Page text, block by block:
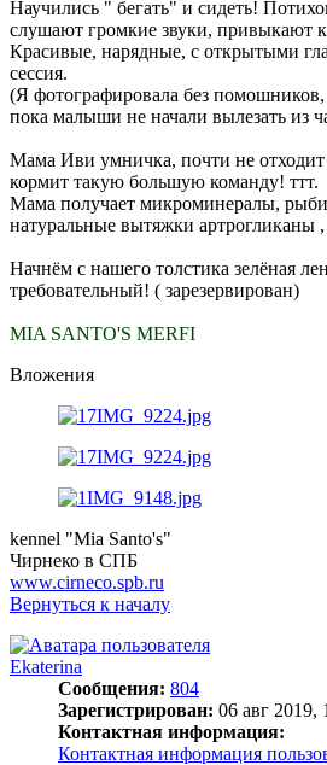
Научились " бегать" и сидеть!
слушают громкие звуки, привыкают
Красивые, нарядные, с открытыми
сессия.
(Я фотографировала без помошников,
пока малыши не начали вылезать из
Мама Иви умничка, почти не отходит
кормит такую большую команду! ттт.
Мама получает микроминералы,
натуральные вытяжки артрогликаны
Начнём с нашего толстика зелёная
требовательный! ( зарезервирован)
MIA SANTO'S MERFI
Вложения
kennel "Mia Santo's"
Чирнеко в СПБ
www.cirneco.spb.ru
Вернуться к началу
Ekaterina
Сообщения: 804
Зарегистрирован: 06 авг 2019,
Контактная информация:
Контактная информация